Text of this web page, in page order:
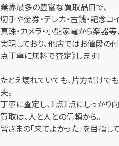
業界最多の豊富な買取品目で、
切手や金券・テレカ・古銭・記念コ
真珠・カメラ・小型家電から楽器
実現しており、他店ではお値段の
点丁寧に無料で査定》します!
たとえ壊れていても、片方だけで
夫。
丁寧に査定し、1点1点にしっかり
買取は、人と人との信頼から。
皆さまの「来てよかった」を目指し